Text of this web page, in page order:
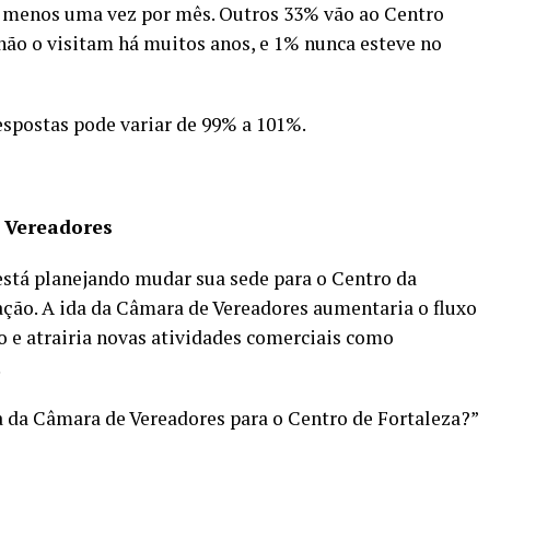
uma vez por mês. Outros 33% vão ao Centro
o visitam há muitos anos, e 1% nunca esteve no
pode variar de 99% a 101%.
planejando mudar sua sede para o Centro da
A ida da Câmara de Vereadores aumentaria o fluxo
e atrairia novas atividades comerciais como
Câmara de Vereadores para o Centro de Fortaleza?”